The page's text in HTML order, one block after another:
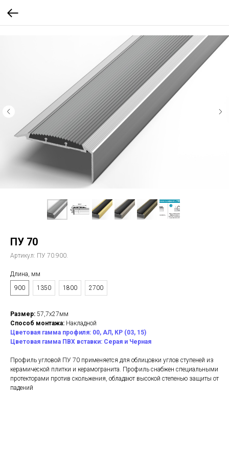
ПУ 70
Артикул: ПУ 70.900.
Длина, мм
900
1350 1800 2700
Размер: 57,7х27мм
Способ монтажа: Накладной
Цветовая гамма профиля: 00, АЛ, КР (03, 15)
Цветовая гамма ПВХ вставки: Серая и Черная
Профиль угловой ПУ 70 применяется для облицовки углов ступеней из
керамической плитки и керамогранита. Профиль снабжен специальными
протекторами против скольжения, обладают высокой степенью защиты от
падений